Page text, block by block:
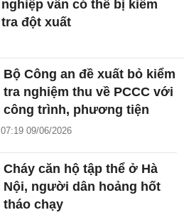
nghiệp vẫn có thể bị kiểm
tra đột xuất
Bộ Công an đề xuất bỏ kiểm
tra nghiệm thu về PCCC với
công trình, phương tiện
07:19 09/06/2026
Cháy căn hộ tập thể ở Hà
Nội, người dân hoảng hốt
tháo chạy